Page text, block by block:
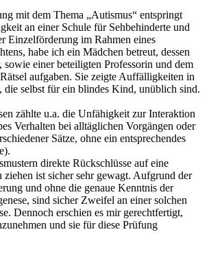
mit dem Thema „Autismus“ entspringt
an einer Schule für Sehbehinderte und
Einzelförderung im Rahmen eines
habe ich ein Mädchen betreut, dessen
sowie einer beteiligten Professorin und dem
aufgaben. Sie zeigte Auffälligkeiten in
die selbst für ein blindes Kind, unüblich sind.
zählte u.a. die Unfähigkeit zur Interaktion
Verhalten bei alltäglichen Vorgängen oder
Sätze, ohne ein entsprechendes
direkte Rückschlüsse auf eine
ziehen ist sicher sehr gewagt. Aufgrund der
und ohne die genaue Kenntnis der
sind sicher Zweifel an einer solchen
Dennoch erschien es mir gerechtfertigt,
und sie für diese Prüfung